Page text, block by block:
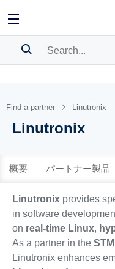
BOOKMARK
Pleaselog into show
Find a partner Linutronix
Linutronix
概要 パートナー製品
Linutronixprovides
in software
on real-time Linux,
As a partner in the
Linutronix enhances